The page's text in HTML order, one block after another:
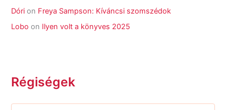
Dóri on Freya Sampson: Kíváncsi szomszédok
Lobo on Ilyen volt a könyves 2025
Régiségek